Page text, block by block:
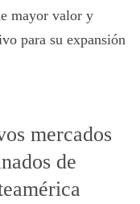
mayor valor y
para su expansión
mercados
de